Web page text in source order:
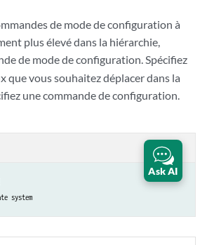
de mode de configuration à
plus élevé dans la hiérarchie,
de mode de configuration. Spécifiez
que vous souhaitez déplacer dans la
une commande de configuration.
content_copy
system
Ask AI